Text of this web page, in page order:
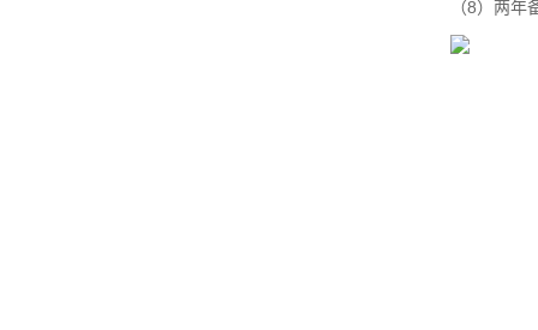
（8）两